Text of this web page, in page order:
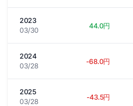
2023
03/30
44.0円
2024
03/28
-68.0円
2025
03/28
-43.5円